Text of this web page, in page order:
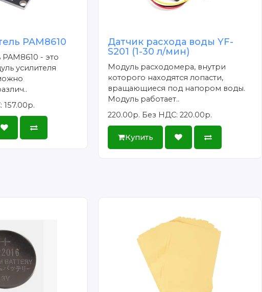
PAM8610
- это
усилителя
157.00р.
Датчик расхода воды YF-
S201 (1-30 л/мин)
Модуль расходомера, внутри
которого находятся лопасти,
вращающиеся под напором воды.
Модуль работает..
220.00р. Без НДС: 220.00р.
Купить